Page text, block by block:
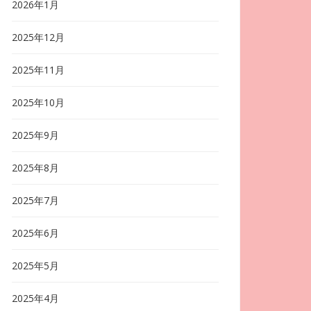
2026年1月
2025年12月
2025年11月
2025年10月
2025年9月
2025年8月
2025年7月
2025年6月
2025年5月
2025年4月